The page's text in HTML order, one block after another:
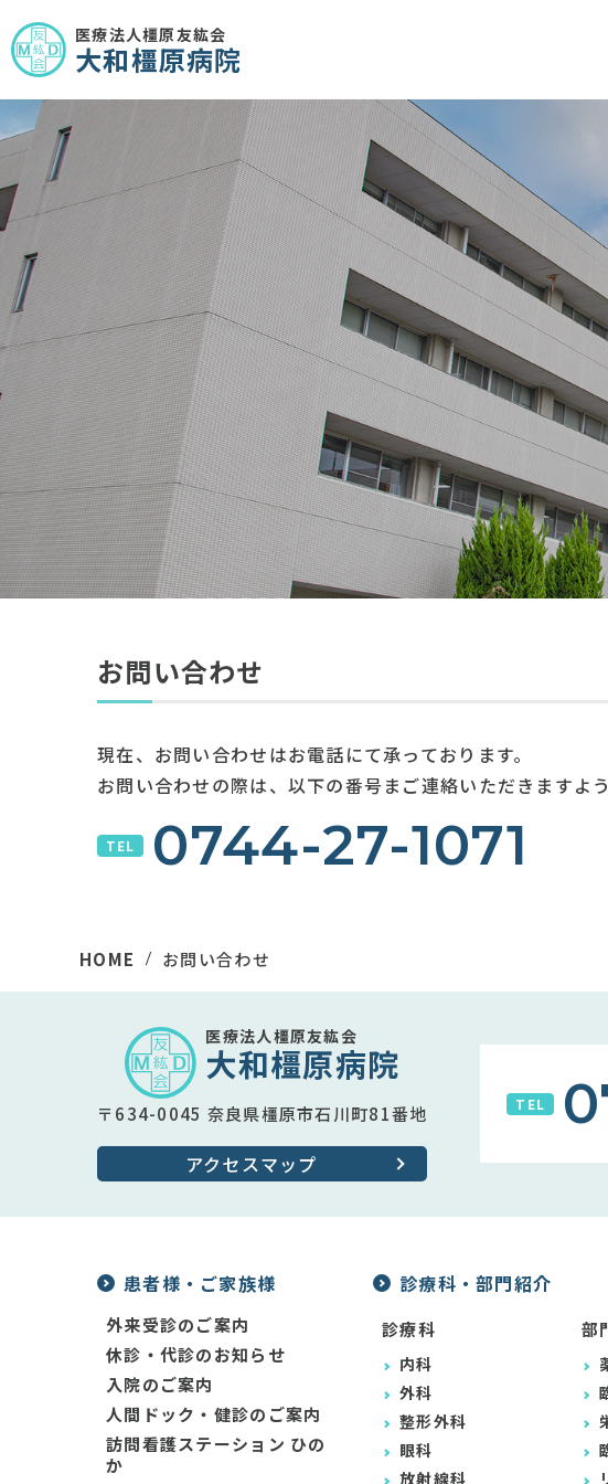
医療法人橿原友紘会
大和橿原病院
外来受診のご案内
人間ドック・健診のご案内
研究情報の公開について（オプ
アウト）
診療科
内科
放射線科
脳神経外科
部門
薬剤部
リハビリテーション科
医療センター
ご挨拶
アクセスマップ
ホームページへの掲載が要件
いる施設基準
お問い合わせ
現在、お問い合わせはお電話にて承っております。
お問い合わせの際は、以下の番号まご連絡いただきますよ
TEL 0744-27-1071
HOME お問い合わせ
医療法人橿原友紘会
大和橿原病院
〒634-0045 奈良県橿原市石川町81番地
アクセスマップ
TEL
患者様・ご家族様
外来受診のご案内
休診・代診のお知らせ
入院のご案内
人間ドック・健診のご案内
訪問看護ステーション ひの
か
診療科・部門紹介
診療科
内科
外科
整形外科
眼科
放射線科
部